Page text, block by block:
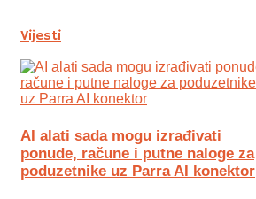
Vijesti
AI alati sada mogu izrađivati
ponude, račune i putne naloge za
poduzetnike uz Parra AI konektor